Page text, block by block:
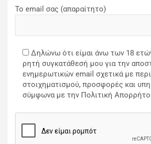
Το email σας (απαραίτητο)
Δηλώνω ότι είμαι άνω των 18
ρητή συγκατάθεσή μου για την
ενημερωτικών email σχετικά με
στοιχηματισμού, προσφορές και
σύμφωνα με την Πολιτική